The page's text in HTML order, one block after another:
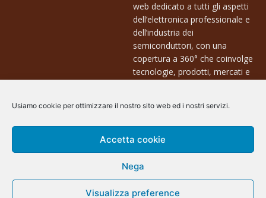
Usiamo cookie per ottimizzare il nostro sito web ed i nostri servizi.
Accetta cookie
Nega
Visualizza preference
web dedicato a tutti gli aspetti
dell’elettronica professionale e
dell’industria dei
semiconduttori, con una
copertura a 360° che coinvolge
tecnologie, prodotti, mercati e
Contatti:
info@arscommunication.it
@ArsCommunication 2023